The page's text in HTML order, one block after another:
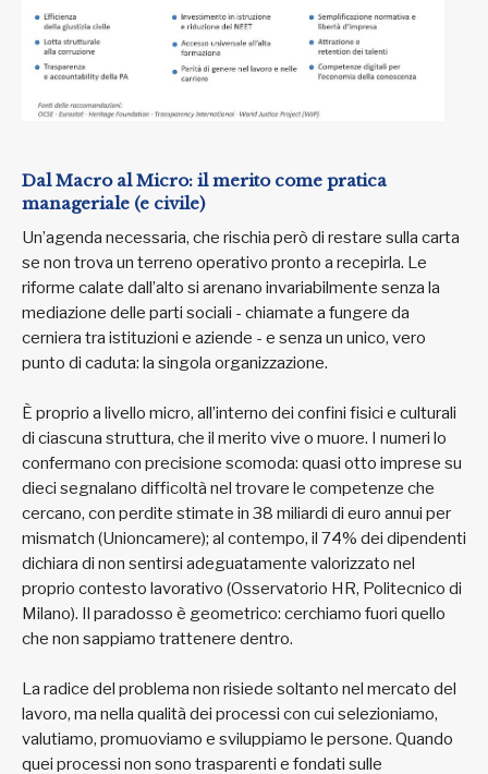
Dal Macro al Micro: il merito come pratica
manageriale (e civile)
Un’agenda necessaria, che rischia però di restare sulla carta
se non trova un terreno operativo pronto a recepirla. Le
riforme calate dall’alto si arenano invariabilmente senza la
mediazione delle parti sociali - chiamate a fungere da
cerniera tra istituzioni e aziende - e senza un unico, vero
punto di caduta: la singola organizzazione.
È proprio a livello micro, all’interno dei confini fisici e culturali
di ciascuna struttura, che il merito vive o muore. I numeri lo
confermano con precisione scomoda: quasi otto imprese su
dieci segnalano difficoltà nel trovare le competenze che
cercano, con perdite stimate in 38 miliardi di euro annui per
mismatch (Unioncamere); al contempo, il 74% dei dipendenti
dichiara di non sentirsi adeguatamente valorizzato nel
proprio contesto lavorativo (Osservatorio HR, Politecnico di
Milano). Il paradosso è geometrico: cerchiamo fuori quello
che non sappiamo trattenere dentro.
La radice del problema non risiede soltanto nel mercato del
lavoro, ma nella qualità dei processi con cui selezioniamo,
valutiamo, promuoviamo e sviluppiamo le persone. Quando
quei processi non sono trasparenti e fondati sulle